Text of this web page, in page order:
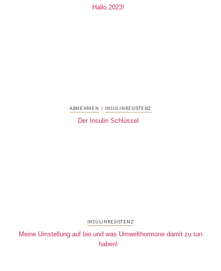
Hallo 2023!
ABNEHMEN / INSULINRESISTENZ
Der Insulin Schlüssel
INSULINRESISTENZ
Meine Umstellung auf bio und was Umwelthormone damit zu tun
haben!